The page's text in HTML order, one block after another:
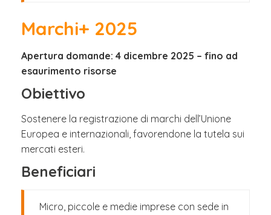
Marchi+ 2025
Apertura domande: 4 dicembre 2025 – fino ad
esaurimento risorse
Obiettivo
Sostenere la registrazione di marchi dell’Unione
Europea e internazionali, favorendone la tutela sui
mercati esteri.
Beneficiari
Micro, piccole e medie imprese con sede in